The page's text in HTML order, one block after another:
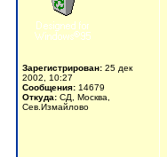
Зарегистрирован: 25 дек
2002, 10:27
Сообщения: 14679
Откуда: СД, Москва,
Сев.Измайлово